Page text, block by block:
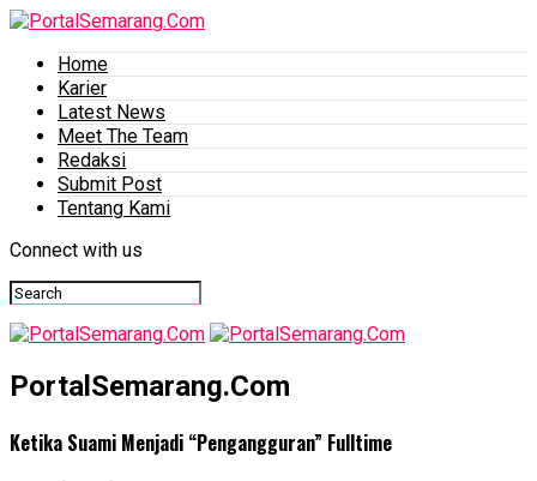
Home
Karier
Latest News
Meet The Team
Redaksi
Submit Post
Tentang Kami
Connect with us
PortalSemarang.Com
Ketika Suami Menjadi “Pengangguran” Fulltime